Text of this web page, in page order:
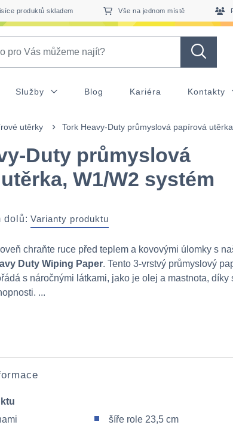
produktů skladem Vše na jednom místě
Služby Blog Kariéra Kontakty
utěrky Tork Heavy-Duty průmyslová papírová
Duty průmyslová
W1/W2 systém
dolů: Varianty produktu
chraňte ruce před teplem a kovovými úlomky s
Duty Wiping Paper. Tento 3-vrstvý průmyslový
s náročnými látkami, jako je olej a mastnota, díky
...
šíře role 23,5 cm